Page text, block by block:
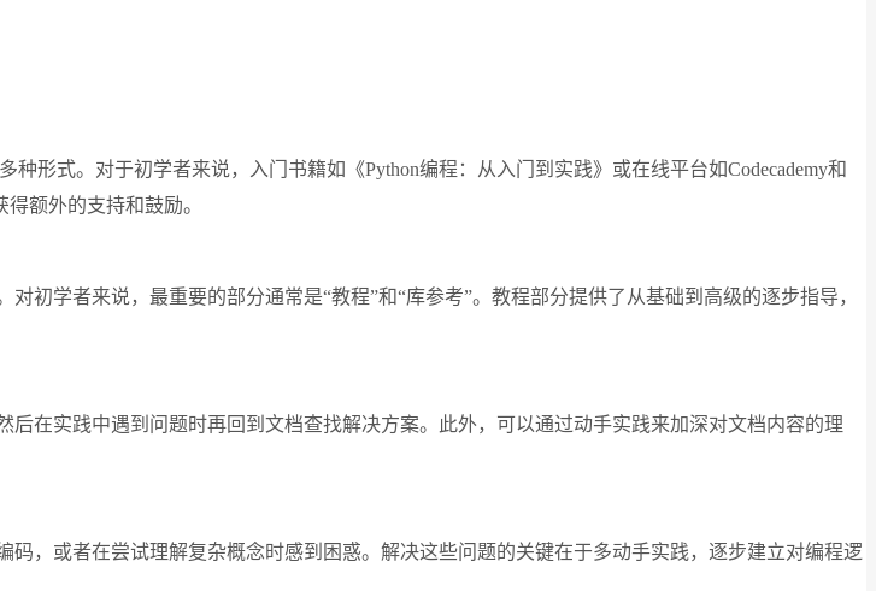
形式。对于初学者来说，入门书籍如《Python编程：从入门到实践》或在线平台如Codecademy和
额外的支持和鼓励。
初学者来说，最重要的部分通常是“教程”和“库参考”。教程部分提供了从基础到高级的逐步指导，
在实践中遇到问题时再回到文档查找解决方案。此外，可以通过动手实践来加深对文档内容的理
，或者在尝试理解复杂概念时感到困惑。解决这些问题的关键在于多动手实践，逐步建立对编程逻